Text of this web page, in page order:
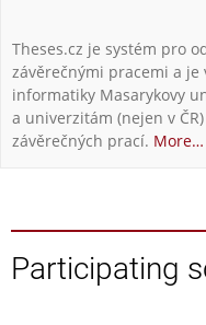
Theses.cz je systém pro
závěrečnými pracemi a je
informatiky Masarykovy
a univerzitám (nejen v
závěrečných prací. More…
Participating